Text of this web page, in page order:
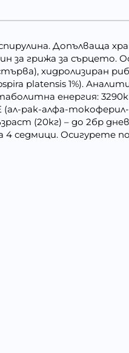
Допълваща
за грижа за сърцето.
хидролизиран
platensis 1%).
енергия:
рак-алфа-
(20кг) – до 2бр
4 седмици. Осигурете